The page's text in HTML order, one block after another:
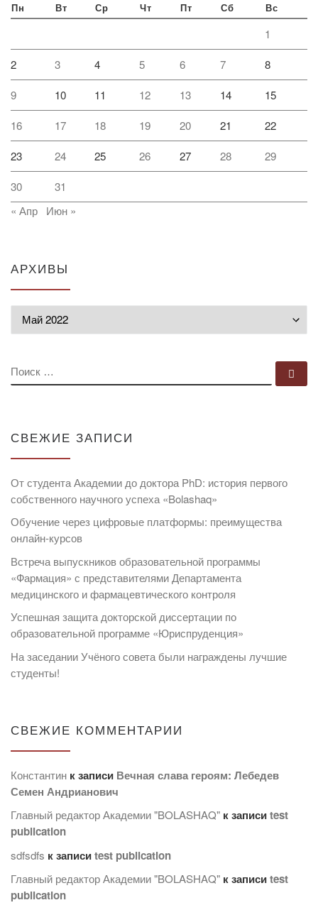
Пн Вт Ср Чт Пт Сб Вс
1
2 3 4 5 6 7 8
9 10 11 12 13 14 15
16 17 18 19 20 21 22
23 24 25 26 27 28 29
30
31
« Апр
Июн »
АРХИВЫ
ПОИСК
СВЕЖИЕ ЗАПИСИ
От студента Академии до доктора PhD: история первого
собственного научного успеха «Bolashaq»
Обучение через цифровые платформы: преимущества
онлайн-курсов
Встреча выпускников образовательной программы
«Фармация» с представителями Департамента
медицинского и фармацевтического контроля
Успешная защита докторской диссертации по
образовательной программе «Юриспруденция»
На заседании Учёного совета были награждены лучшие
студенты!
СВЕЖИЕ КОММЕНТАРИИ
Константин к записи Вечная слава героям: Лебедев
Семен Андрианович
Главный редактор Академии "BOLASHAQ" к записиtest
publication
sdfsdfs к записиtest publication
Главный редактор Академии "BOLASHAQ" к записиtest
publication